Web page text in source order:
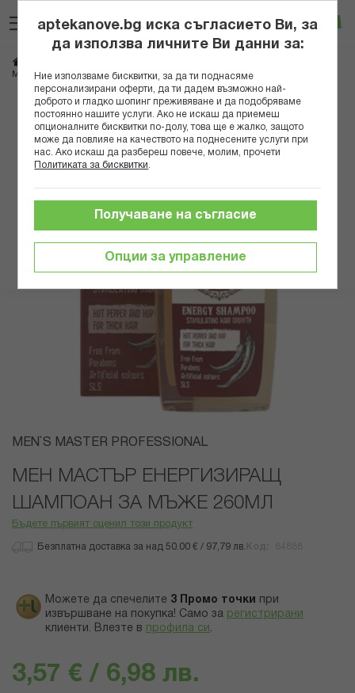
към
съдържанието
Вход
МЕН МАСТЪР ЕНЕРГИЗИРАЩ ШАМПОАН ЗА МЪЖЕ 260МЛ
Преминете
края
Преминете
началото
галерия
със
MEN`S MASTER PROFESSIONAL
МЕН МАСТЪР ЕНЕРГИЗИРАЩ
ШАМПОАН ЗА МЪЖЕ 260МЛ
Бъдете първият оценил този продукт
Безплатна доставка за над 50.00 € / 97,79 лв.
Можете да спечелите 3 Промо точки
при
извършване на покупка! Само за регистрирани
клиенти. Влезте в профила си .
3,57 € / 6,98 лв.
aptekanove.bg иска съгласието Ви, за
да използва личните Ви данни за:
Ние използваме бисквитки, за да ти поднасяме
персонализирани оферти, да ти дадем възможно най-
доброто и гладко шопинг преживяване и да подобряваме
постоянно нашите услуги. Ако не искаш да приемеш
опционалните бисквитки по-долу, това ще е жалко, защото
може да повлияе на качеството на поднесените услуги при
нас. Ако искаш да разбереш повече, молим, прочети
Политиката за бисквитки
Опции за управление
Получаване на съгласие